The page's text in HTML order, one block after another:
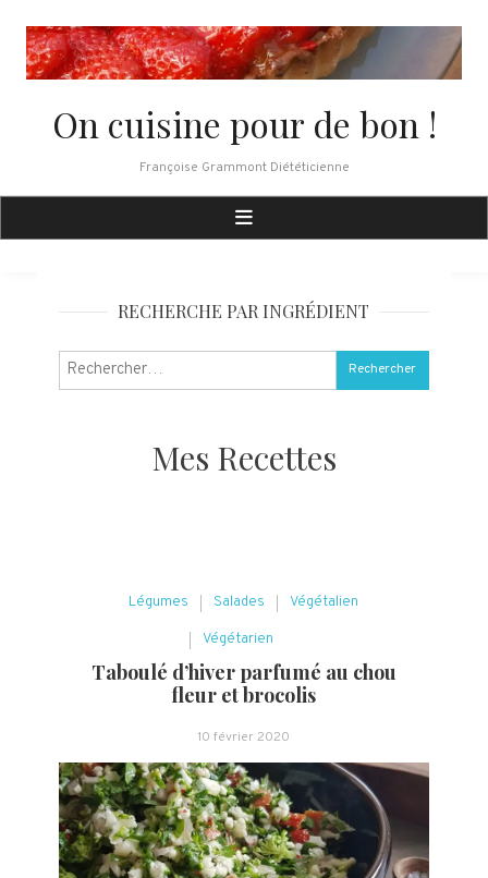
content
On cuisine pour de bon !
Françoise Grammont Diététicienne
Légumes Salades Végétalien
Végétarien
Taboulé d’hiver parfumé au chou
fleur et brocolis
10 février 2020
RECHERCHE PAR INGRÉDIENT
Rechercher :
Mes Recettes